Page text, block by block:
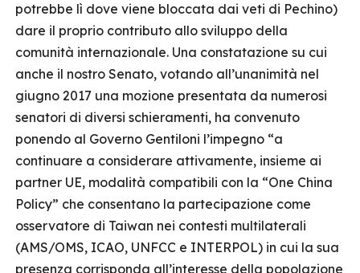
potrebbe lì dove viene bloccata dai veti di Pechino)
dare il proprio contributo allo sviluppo della
comunità internazionale. Una constatazione su cui
anche il nostro Senato, votando all’unanimità nel
giugno 2017 una mozione presentata da numerosi
senatori di diversi schieramenti, ha convenuto
ponendo al Governo Gentiloni l’impegno “a
continuare a considerare attivamente, insieme ai
partner UE, modalità compatibili con la “One China
Policy” che consentano la partecipazione come
osservatore di Taiwan nei contesti multilaterali
(AMS/OMS, ICAO, UNFCC e INTERPOL) in cui la sua
presenza corrisponda all’interesse della popolazione